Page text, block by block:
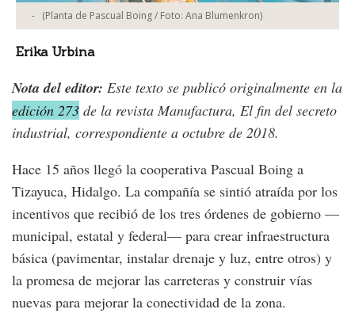
- (Planta de Pascual Boing / Foto: Ana Blumenkron)
Erika Urbina
Nota del editor: Este texto se publicó originalmente en la
edición 273 de la revista Manufactura, El fin del secreto
industrial, correspondiente a octubre de 2018.
Hace 15 años llegó la cooperativa Pascual Boing a
Tizayuca, Hidalgo. La compañía se sintió atraída por los
incentivos que recibió de los tres órdenes de gobierno —
municipal, estatal y federal— para crear infraestructura
básica (pavimentar, instalar drenaje y luz, entre otros) y
la promesa de mejorar las carreteras y construir vías
nuevas para mejorar la conectividad de la zona.